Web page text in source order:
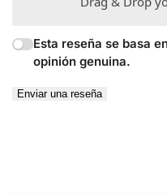
Esta reseña se basa
opinión genuina.
Enviar una reseña